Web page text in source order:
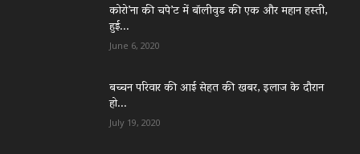
कोरो’ना की चपे’ट में बॉलीवुड की एक और महान हस्ती,
हुई...
June 6, 2020
बच्चन परिवार की आई सेहत की खबर, इलाज के दौरान
हो...
July 19, 2020